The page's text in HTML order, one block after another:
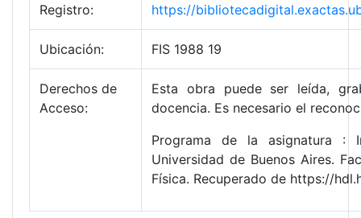
Registro: https://
Ubicación: FIS 1988 19
Derechos de
Acceso:
Esta obra puede ser leída,
docencia. Es necesario el
Programa de la asignatura :
Universidad de Buenos Aires.
Física. Recuperado de https://